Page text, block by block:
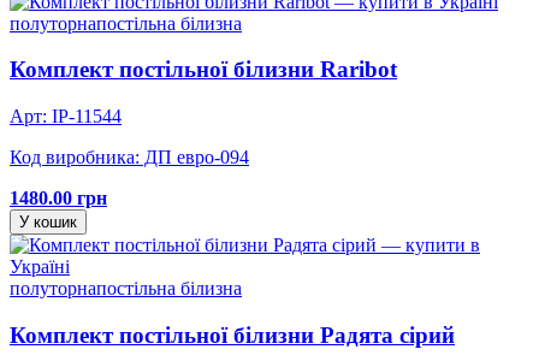
полуторнапостільна білизна
Комплект постільної білизни Raribot
Арт: IP-11544
Код виробника: ДП евро-094
1480.00 грн
У кошик
полуторнапостільна білизна
Комплект постільної білизни Радята сірий